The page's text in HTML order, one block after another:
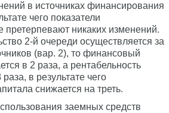
в источниках финансирования
чего показатели
претерпевают никаких изменений.
2-й очереди осуществляется за
(вар. 2), то финансовый
в 2 раза, а рентабельность
в результате чего
снижается на треть.
заемных средств